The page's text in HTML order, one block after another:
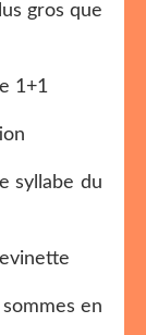
que
1+1
du
en